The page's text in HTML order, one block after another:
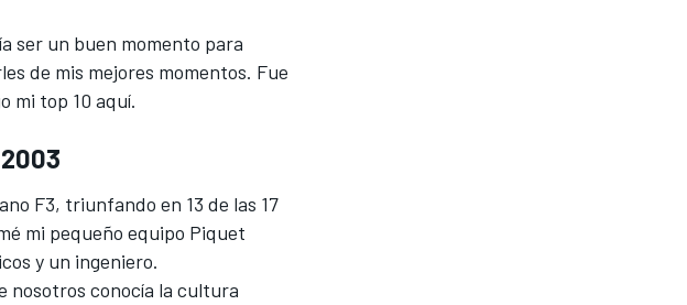
ser un buen momento para
de mis mejores momentos. Fue
mi top 10 aquí.
F3, triunfando en 13 de las 17
mi pequeño equipo Piquet
y un ingeniero.
nosotros conocía la cultura